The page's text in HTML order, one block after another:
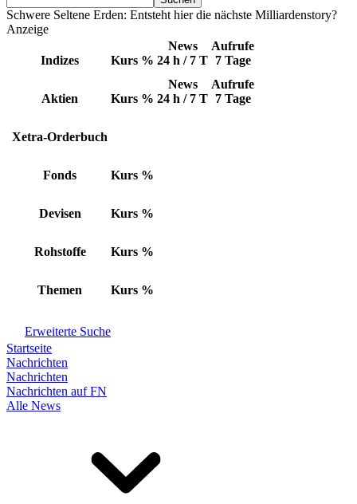
Schwere Seltene Erden: Entsteht hier die nächste Milliardenstory?
Anzeige
Indizes Kurs %
News
24 h / 7 T
Aufrufe
7 Tage
Aktien Kurs %
News
24 h / 7 T
Aufrufe
7 Tage
Xetra-Orderbuch
Fonds Kurs %
Devisen Kurs %
Rohstoffe Kurs %
Themen Kurs %
Erweiterte Suche
Startseite
Nachrichten
Nachrichten
Nachrichten auf FN
Alle News